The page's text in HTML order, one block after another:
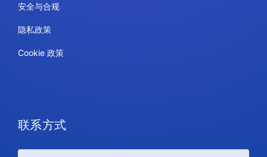
安全与合规
隐私政策
Cookie 政策
联系方式